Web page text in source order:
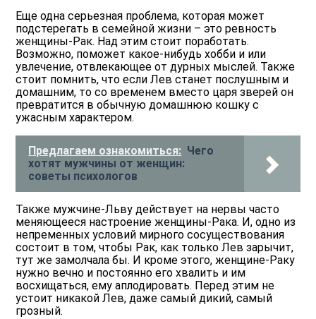
Еще одна серьезная проблема, которая может
подстерегать в семейной жизни – это ревность
женщины-Рак. Над этим стоит поработать.
Возможно, поможет какое-нибудь хобби и или
увлечение, отвлекающее от дурных мыслей. Также
стоит помнить, что если Лев станет послушным и
домашним, то со временем вместо царя зверей он
превратится в обычную домашнюю кошку с
ужасным характером.
Предлагаем ознакомиться: Чего
хотят мужчины от женщин:
советы психологов
Также мужчине-Льву действует на нервы часто
меняющееся настроение женщины-Рака. И, одно из
непременных условий мирного сосуществования
состоит в том, чтобы Рак, как только Лев зарычит,
тут же замолчала бы. И кроме этого, женщине-Раку
нужно вечно и постоянно его хвалить и им
восхищаться, ему аплодировать. Перед этим не
устоит никакой Лев, даже самый дикий, самый
грозный.